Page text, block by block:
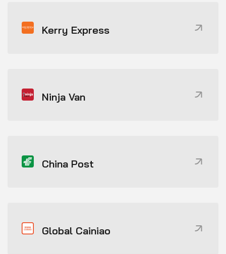
Kerry Express
Ninja Van
China Post
Global Cainiao